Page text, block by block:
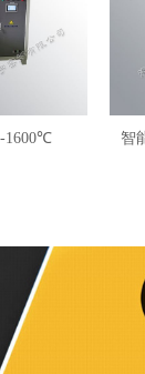
1600℃